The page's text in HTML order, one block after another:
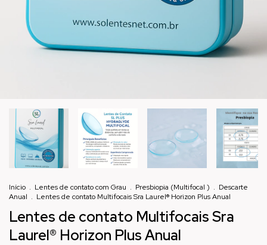
Início . Lentes de contato com Grau . Presbiopia (Multifocal ) . Descarte
Anual . Lentes de contato Multifocais Sra Laurel® Horizon Plus Anual
Lentes de contato Multifocais Sra
Laurel® Horizon Plus Anual